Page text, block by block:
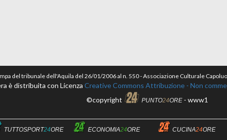
del tribunale dell'Aquila del 26/01/2006 al n. 550 - Associazione Culturale
è distribuita con Licenza Creative Commons Attribuzione - Non
©copyright
PUNTO24ORE- www1
TUTTOSPORT24ORE ECONOMIA24ORE CUCINA24ORE